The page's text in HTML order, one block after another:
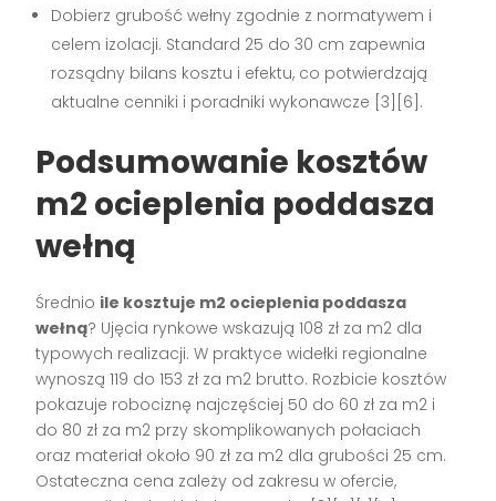
Dobierz grubość wełny zgodnie z normatywem i
celem izolacji. Standard 25 do 30 cm zapewnia
rozsądny bilans kosztu i efektu, co potwierdzają
aktualne cenniki i poradniki wykonawcze [3][6].
Podsumowanie kosztów
m2 ocieplenia poddasza
wełną
Średnio ile kosztuje m2 ocieplenia poddasza
wełną? Ujęcia rynkowe wskazują 108 zł za m2 dla
typowych realizacji. W praktyce widełki regionalne
wynoszą 119 do 153 zł za m2 brutto. Rozbicie kosztów
pokazuje robociznę najczęściej 50 do 60 zł za m2 i
do 80 zł za m2 przy skomplikowanych połaciach
oraz materiał około 90 zł za m2 dla grubości 25 cm.
Ostateczna cena zależy od zakresu w ofercie,